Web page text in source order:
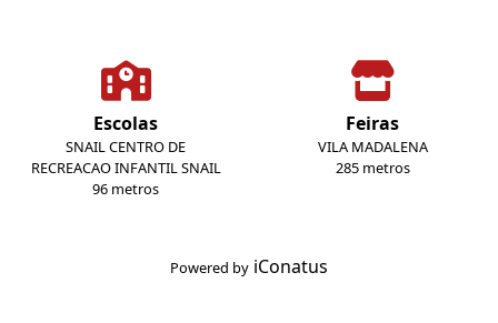
Escolas
SNAIL CENTRO DE
RECREACAO INFANTIL SNAIL
96 metros
Feiras
VILA MADALENA
285 metros
Powered by iConatus